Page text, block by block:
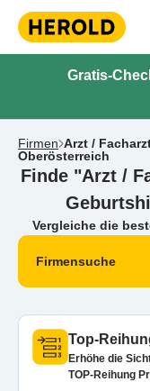
Gratis-
Firmen Arzt /
Oberösterreich
Finde "Arzt /
Vergleiche die
Firmensuche
Top-
Erhöhe die
TOP-Reihung